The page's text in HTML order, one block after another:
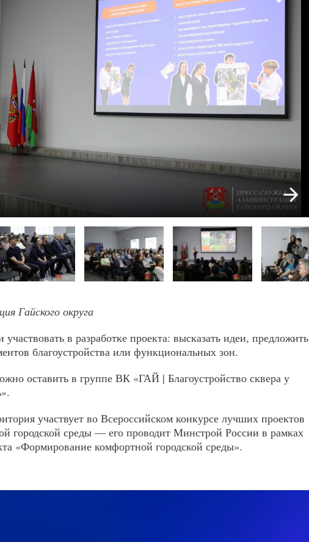
Гайского округа
участвовать в разработке проекта: высказать идеи, предложить
благоустройства или функциональных зон.
оставить в группе ВК «ГАЙ | Благоустройство сквера у
участвует во Всероссийском конкурсе лучших проектов
городской среды — его проводит Минстрой России в рамках
«Формирование комфортной городской среды».